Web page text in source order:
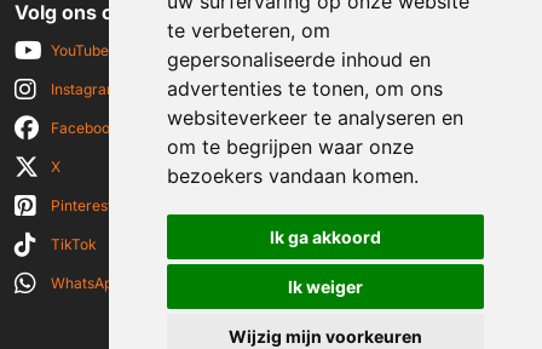
te verbeteren, om
gepersonaliseerde inhoud en
advertenties te tonen, om ons
websiteverkeer te analyseren en
om te begrijpen waar onze
bezoekers vandaan komen.
Ik ga akkoord
Ik weiger
Wijzig mijn voorkeuren
Volg ons op social media
YouTube
Instagram
Facebook
X
Pinterest
TikTok
WhatsApp